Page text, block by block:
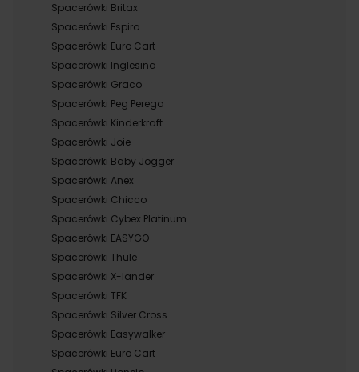
Spacerówki Britax
Spacerówki Espiro
Spacerówki Euro Cart
Spacerówki Inglesina
Spacerówki Graco
Spacerówki Peg Perego
Spacerówki Kinderkraft
Spacerówki Joie
Spacerówki Baby Jogger
Spacerówki Anex
Spacerówki Chicco
Spacerówki Cybex Platinum
Spacerówki EASYGO
Spacerówki Thule
Spacerówki X-lander
Spacerówki TFK
Spacerówki Silver Cross
Spacerówki Easywalker
Spacerówki Euro Cart